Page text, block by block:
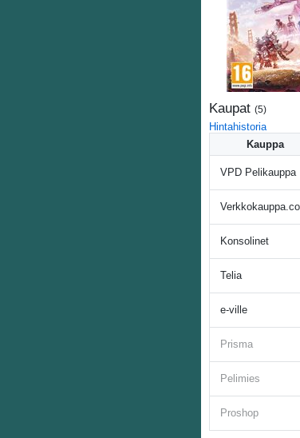
Kaupat (5)
Hintahistoria
Kauppa
VPD Pelikauppa
Konsolinet
Telia
e-ville
Prisma
Pelimies
Proshop